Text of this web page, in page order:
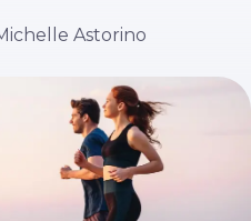
Astorino